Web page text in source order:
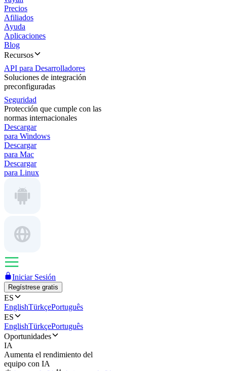
Precios
Afiliados
Ayuda
Aplicaciones
Blog
Recursos
API para Desarrolladores
Soluciones de integración
preconfiguradas
Seguridad
Protección que cumple con las
normas internacionales
Descargar
para Windows
Descargar
para Mac
Descargar
para Linux
Iniciar Sesión
Regístrese gratis
ES
EnglishTürkçePortuguês
ES
EnglishTürkçePortuguês
Oportunidades
IA
Aumenta el rendimiento del
equipo con IA